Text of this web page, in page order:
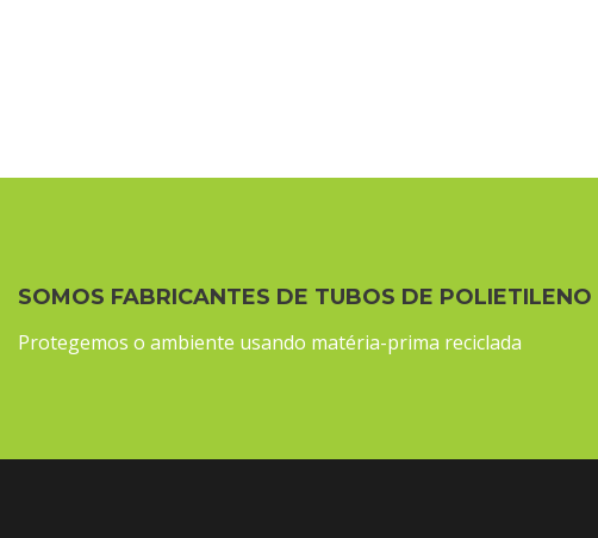
SOMOS FABRICANTES DE TUBOS DE
Protegemos o ambiente usando matéria-prima reciclada